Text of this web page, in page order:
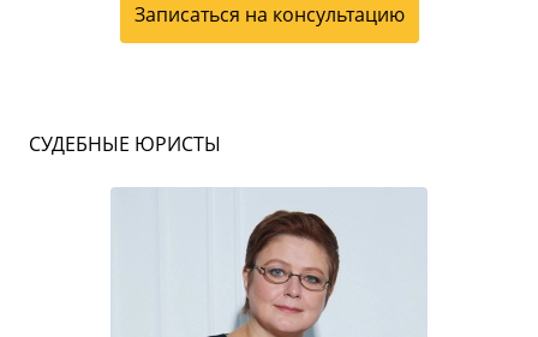
Записаться на консультацию
СУДЕБНЫЕ ЮРИСТЫ